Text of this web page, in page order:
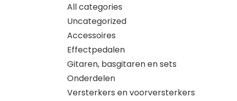
All categories
Uncategorized
Accessoires
Effectpedalen
Gitaren, basgitaren en sets
Onderdelen
Versterkers en voorversterkers